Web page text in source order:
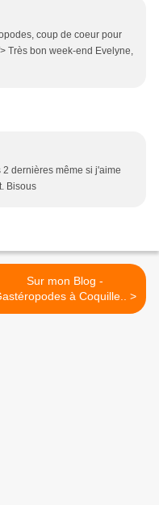
coup de coeur pour
Très bon week-end Evelyne,
dernières même si j'aime
Bisous
Sur mon Blog -
Gastéropodes à Coquille.. >